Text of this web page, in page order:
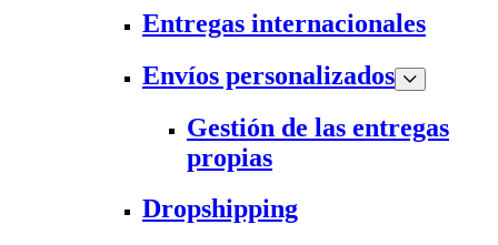
Entregas internacionales
Envíos personalizados
Gestión de las entregas
propias
Dropshipping